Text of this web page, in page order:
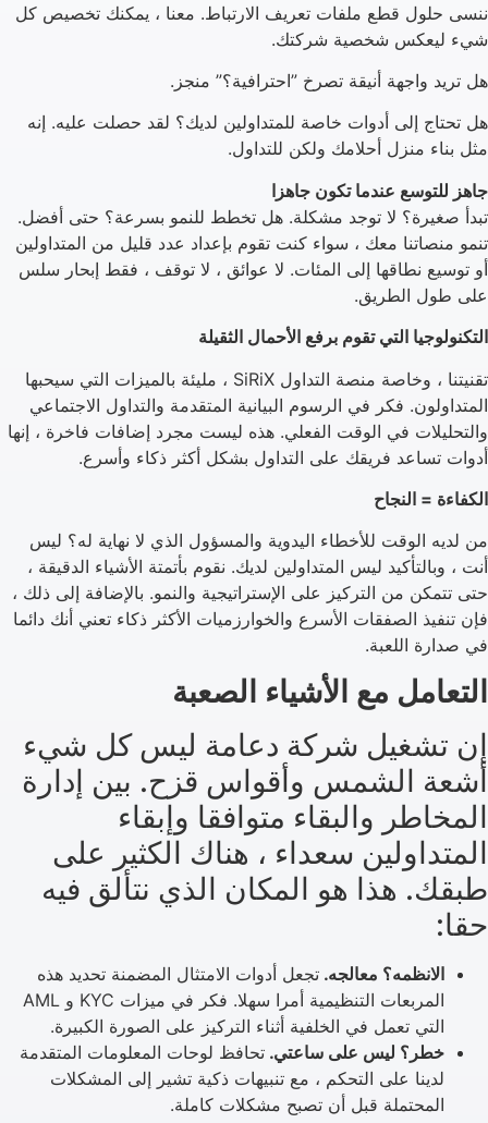
ننسى حلول قطع ملفات تعريف الارتباط. معنا ، يمكنك تخصيص كل
شيء ليعكس شخصية شركتك.
هل تريد واجهة أنيقة تصرخ ”احترافية؟” منجز.
هل تحتاج إلى أدوات خاصة للمتداولين لديك؟ لقد حصلت عليه. إنه
مثل بناء منزل أحلامك ولكن للتداول.
جاهز للتوسع عندما تكون جاهزا
تبدأ صغيرة؟ لا توجد مشكلة. هل تخطط للنمو بسرعة؟ حتى أفضل.
تنمو منصاتنا معك ، سواء كنت تقوم بإعداد عدد قليل من المتداولين
أو توسيع نطاقها إلى المئات. لا عوائق ، لا توقف ، فقط إبحار سلس
على طول الطريق.
التكنولوجيا التي تقوم برفع الأحمال الثقيلة
تقنيتنا ، وخاصة منصة التداول SiRiX ، مليئة بالميزات التي سيحبها
المتداولون. فكر في الرسوم البيانية المتقدمة والتداول الاجتماعي
والتحليلات في الوقت الفعلي. هذه ليست مجرد إضافات فاخرة ، إنها
أدوات تساعد فريقك على التداول بشكل أكثر ذكاء وأسرع.
الكفاءة = النجاح
من لديه الوقت للأخطاء اليدوية والمسؤول الذي لا نهاية له؟ ليس
أنت ، وبالتأكيد ليس المتداولين لديك. نقوم بأتمتة الأشياء الدقيقة ،
حتى تتمكن من التركيز على الإستراتيجية والنمو. بالإضافة إلى ذلك ،
فإن تنفيذ الصفقات الأسرع والخوارزميات الأكثر ذكاء تعني أنك دائما
في صدارة اللعبة.
التعامل مع الأشياء الصعبة
إن تشغيل شركة دعامة ليس كل شيء
أشعة الشمس وأقواس قزح. بين إدارة
المخاطر والبقاء متوافقا وإبقاء
المتداولين سعداء ، هناك الكثير على
طبقك. هذا هو المكان الذي نتألق فيه
حقا:
الانظمه؟ معالجه. تجعل أدوات الامتثال المضمنة تحديد هذه
المربعات التنظيمية أمرا سهلا. فكر في ميزات KYC و AML
التي تعمل في الخلفية أثناء التركيز على الصورة الكبيرة.
خطر؟ ليس على ساعتي. تحافظ لوحات المعلومات المتقدمة
لدينا على التحكم ، مع تنبيهات ذكية تشير إلى المشكلات
المحتملة قبل أن تصبح مشكلات كاملة.